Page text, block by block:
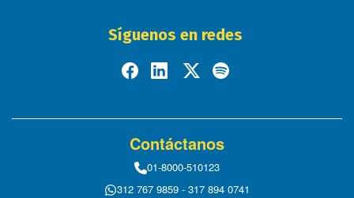
Síguenos en redes
Contáctanos
01-8000-510123
312 767 9859 - 317 894 0741